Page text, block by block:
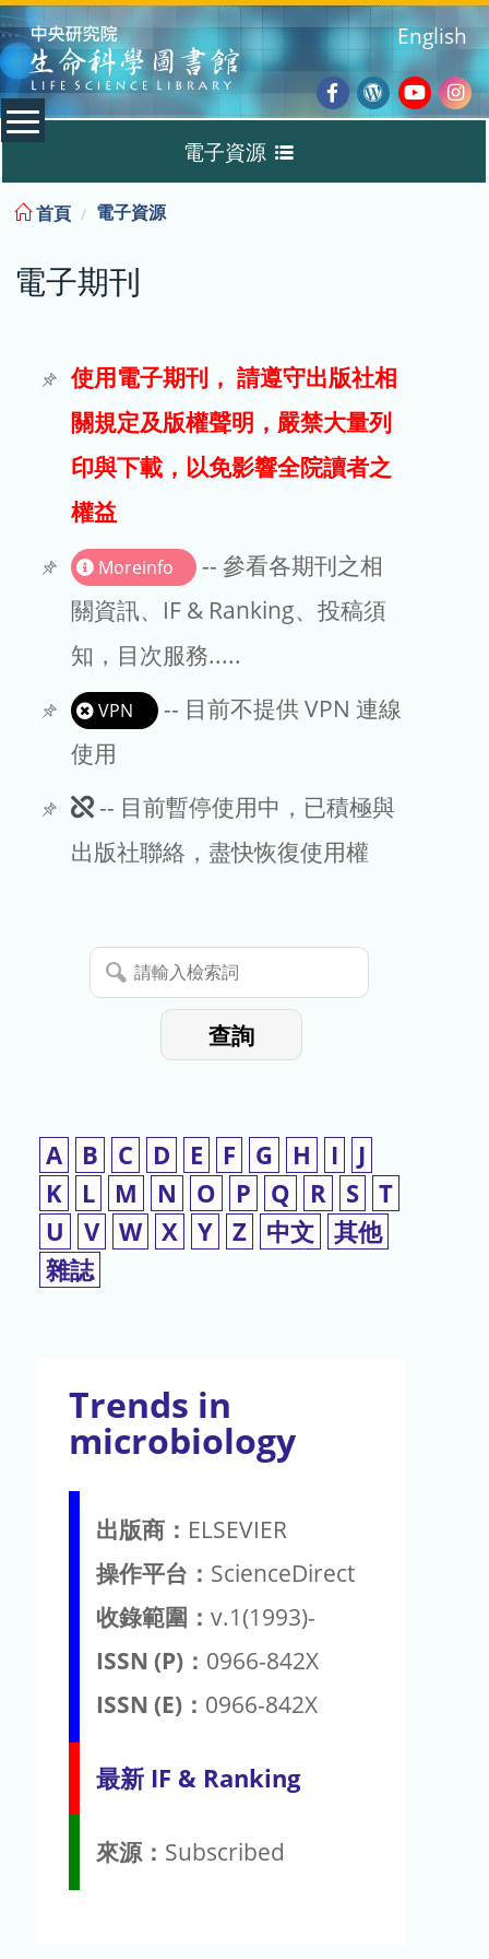
:::
Facebook
Wordpress
English
電子資源
電子期刊
試用
文章處理費
EndNote
首頁 電子資源
電子期刊
使用電子期刊， 請遵守出版社相
關規定及版權聲明，嚴禁大量列
印與下載，以免影響全院讀者之
權益
Moreinfo
-- 參看各期刊之相
關資訊、IF & Ranking、投稿須
知，目次服務.....
VPN
-- 目前不提供 VPN 連線
使用
此
期
暫
停
-- 目前暫停使用中，已積極與
出版社聯絡，盡快恢復使用權
請
輸
查詢
A B C D E F G H I
J
K
L M N O P Q R S T
U
V W X Y Z 中文 其他
雜誌
Trends in
microbiology
出版商： ELSEVIER
操作平台： ScienceDirect
收錄範圍： v.1(1993)-
ISSN (P)： 0966-842X
ISSN (E)： 0966-842X
最新 IF & Ranking
來源： Subscribed